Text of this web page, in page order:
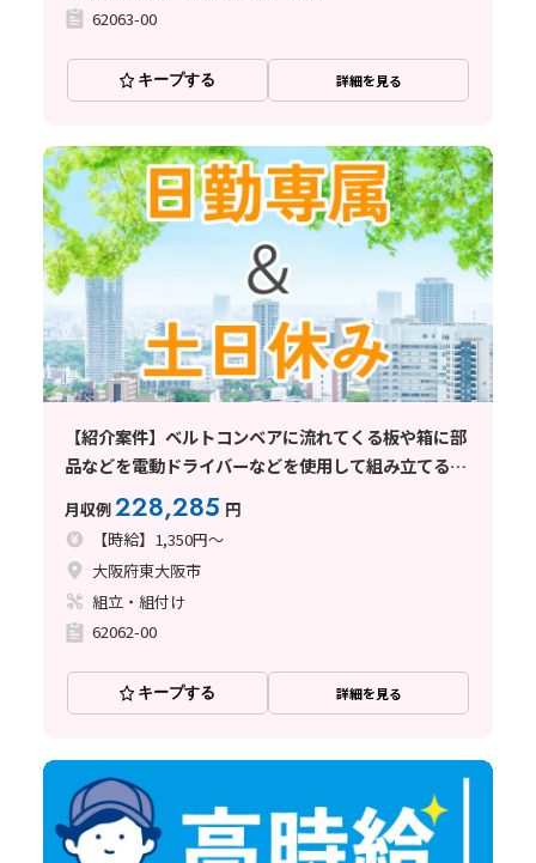
62063-00
キープする 詳細を見る
【紹介案件】ベルトコンベアに流れてくる板や箱に部
品などを電動ドライバーなどを使用して組み立てる作
月収例228,285 円
【時給】1,350円～
大阪府東大阪市
組立・組付け
62062-00
キープする 詳細を見る